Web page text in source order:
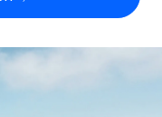
wachsende
und